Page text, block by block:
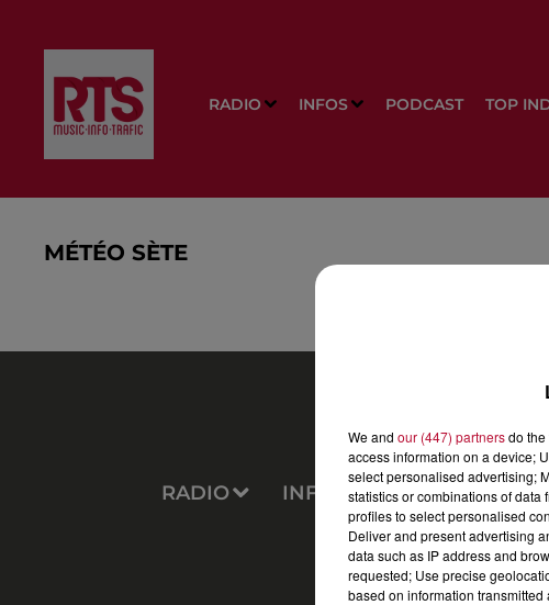
RADIO INFOS PODCAST TOP
MÉTÉO SÈTE
RADIO INFOS PODCAST
We and our (447) partnersdo
access information on a device;
select personalised advertising;
statistics or combinations of
profiles to select personalised
Deliver and present advertising
data such as IP address and
requested; Use precise
based on information transmitted